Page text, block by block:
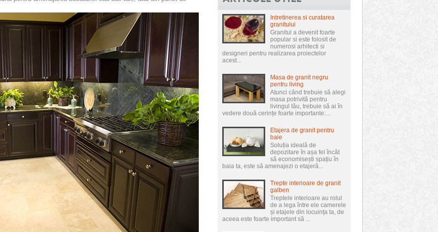
Intretinerea si curatarea
granitului
Granitul a devenit foarte
popular si este folosit de
numerosi arhitecti si
designeri pentru realizarea proiectelor
acest...
Masa de granit negru
pentru living
Atunci când trebuie să alegi
masa potrivită pentru
livingul tău, trebuie să ai în
vedere două cerințe foarte importante:...
Etajera de granit pentru
baie
Soluția ideală de
depozitare în așa fel încât
să economisești spațiu în
baia ta, este să amenajezi o etajeră...
Trepte interioare de granit
galben
Treptele interioare au rolul
de a lega între ele camerele
și etajele din locuința ta, de
aceea este foarte important să ...